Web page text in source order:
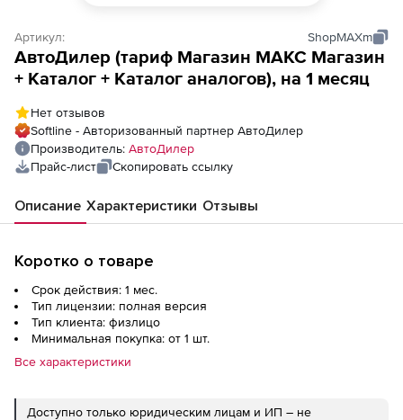
Артикул: ShopMAXm
АвтоДилер (тариф Магазин МАКС Магазин
+ Каталог + Каталог аналогов), на 1 месяц
Нет отзывов
Softline - Авторизованный партнер АвтоДилер
Производитель: АвтоДилер
Прайс-лист
Скопировать ссылку
Описание Характеристики Отзывы
Коротко о товаре
Срок действия: 1 мес.
Тип лицензии: полная версия
Тип клиента: физлицо
Минимальная покупка: от 1 шт.
Все характеристики
Доступно только юридическим лицам и ИП – не